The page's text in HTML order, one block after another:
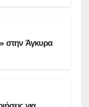
στην Άγκυρα